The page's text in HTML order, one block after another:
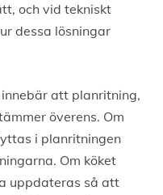
och vid tekniskt
dessa lösningar
att planritning,
överens. Om
i planritningen
Om köket
uppdateras så att